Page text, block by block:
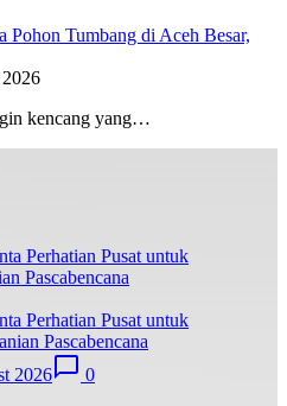
Tumbang di Aceh Besar,
kencang yang…
Perhatian Pusat untuk
Pascabencana
2026 0